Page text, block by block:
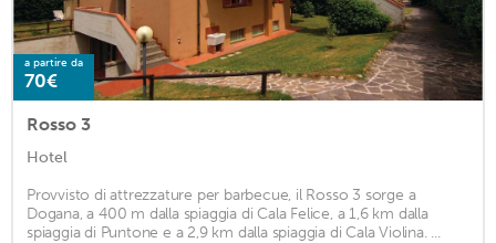
a partire da
70€
Rosso 3
Hotel
Provvisto di attrezzature per barbecue, il Rosso 3 sorge a
Dogana, a 400 m dalla spiaggia di Cala Felice, a 1,6 km dalla
spiaggia di Puntone e a 2,9 km dalla spiaggia di Cala Violina. ...